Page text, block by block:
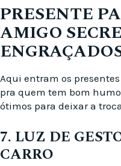
PRESENTE
AMIGO
Aqui entram os
pra quem tem bom
ótimos para deixar a
7. LUZ DE
CARRO